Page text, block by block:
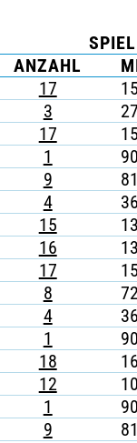
ANZAHL
17
3
17
1 90
9
4
15
16
17
8
4
1 90
18
12
1 90
9